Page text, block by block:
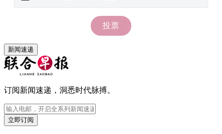
新闻速递
订阅新闻速递，洞悉时代脉搏。
立即订阅